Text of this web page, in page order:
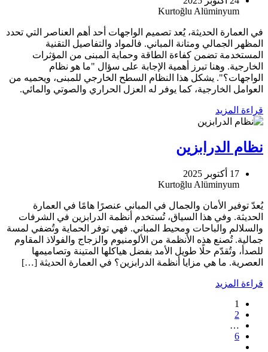
في العمارة الحديثة، يُعد تصميم الواجهات أحد أهم العناصر التي تحدد
المظهر الجمالي ومتانة المباني. فالمواد والتفاصيل التقنية
المستخدمة تضمن كفاءة الطاقة وحماية المبنى من المؤثرات
الخارجية. وهنا تبرز أهمية الإجابة على سؤال "ما هو نظام
الواجهات؟". يشكل هذا النظام السطح الخارجي للمبنى، ويحميه من
العوامل الخارجية، كما يوفر له العزل الحراري والصوتي والمائي.
قراءة المزيد
نظام الدرابزين
17 أكتوبر 2025
يُعدّ توفير الأمان والجمال في المباني عنصرًا هامًا في العمارة
الحديثة. وفي هذا السياق، تُستخدم أنظمة الدرابزين في الشرفات
والسلالم والباحات ومحيط المباني. فهي توفر الحماية وتُضفي لمسة
جمالية. تُصنع هذه الأنظمة من الألومنيوم والزجاج والفولاذ المقاوم
للصدأ، وتُقدّم حلًا طويل الأمد بفضل هياكلها المتينة وتصاميمها
العصرية. ما هي مزايا أنظمة الدرابزين؟ في العمارة الحديثة […]
قراءة المزيد
ترقيم
الصفحات
للمشاركات
1
2
…
6